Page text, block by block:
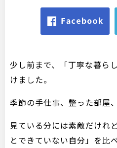
少し前まで、「丁寧な暮ら
けました。
季節の手仕事、整った部屋
見ている分には素敵だけれ
とできていない自分」を比